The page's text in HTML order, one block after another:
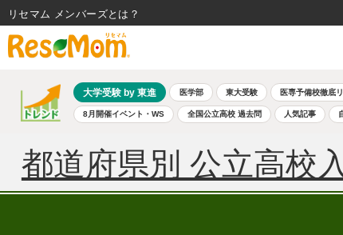
大学受験 by 東進 医学部 東大受験 医専予備校徹底
8月開催イベント・WS 全国公立高校 過去問 人気記事
都道府県別 公立高校
リセマム メンバーズ